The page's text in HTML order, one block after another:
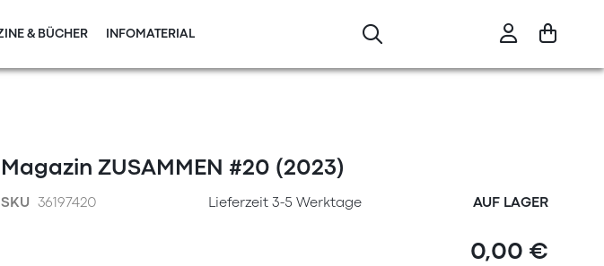
& BÜCHER INFOMATERIAL
Magazin ZUSAMMEN #20 (2023)
AUF LAGER
Lieferzeit 3-5 Werktage
SKU 36197420
0,00 €